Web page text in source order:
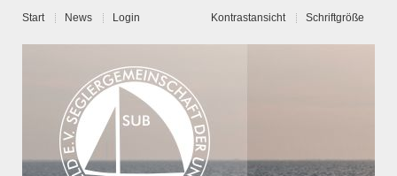
Start News Login Kontrastansicht Schriftgröße